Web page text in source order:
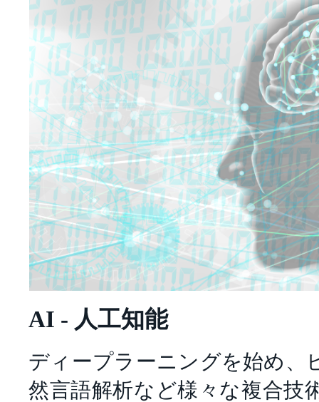
AI - 人工知能
ディープラーニングを始め、
然言語解析など様々な複合技